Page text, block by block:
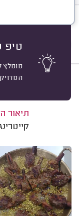
טיפ
מומלץ
סלבה
תיאור
קייטרינג